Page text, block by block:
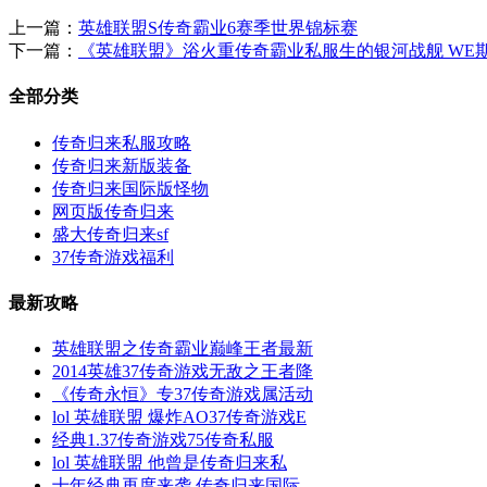
上一篇： 英雄联盟S传奇霸业6赛季世界锦标赛
下一篇：
《英雄联盟》浴火重传奇霸业私服生的银河战舰 WE
全部分类
传奇归来私服攻略
传奇归来新版装备
传奇归来国际版怪物
网页版传奇归来
盛大传奇归来sf
37传奇游戏福利
最新攻略
英雄联盟之传奇霸业巅峰王者最新
2014英雄37传奇游戏无敌之王者降
《传奇永恒》专37传奇游戏属活动
lol 英雄联盟 爆炸AO37传奇游戏E
经典1.37传奇游戏75传奇私服
lol 英雄联盟 他曾是传奇归来私